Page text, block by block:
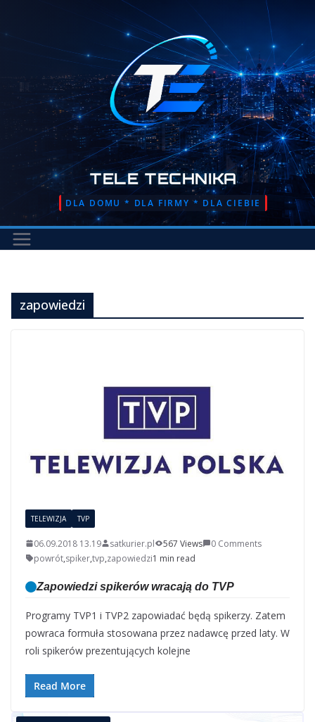
TELE TECHNIKA
DLA DOMU * DLA FIRMY * DLA CIEBIE
zapowiedzi
TELEWIZJA TVP
06.09.2018 13.19 satkurier.pl 567 Views
0 Comments
powrót,spiker,tvp,zapowiedzi1 min read
Zapowiedzi spikerów wracają do TVP
Programy TVP1 i TVP2 zapowiadać będą spikerzy. Zatem
powraca formuła stosowana przez nadawcę przed laty. W
roli spikerów prezentujących kolejne
Read More